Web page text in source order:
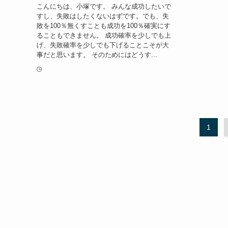
こんにちは、小塚です。 みんな成功したいで
すし、失敗はしたくないはずです。でも、失
敗を100％無くすことも成功を100％確実にす
ることもできません。 成功確率を少しでも上
げ、失敗確率を少しでも下げることこそが大
事だと思います。 そのためにはどうす...
1